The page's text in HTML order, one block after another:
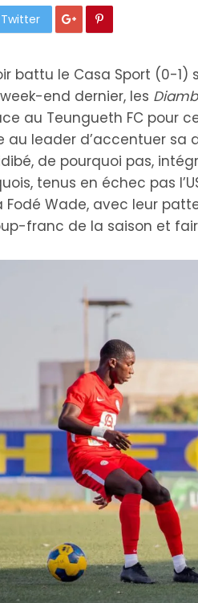
Twitter
battu le Casa Sport (0-1)
end dernier, les
au Teungueth FC pour
au leader d’accentuer sa
de pourquoi pas,
tenus en échec pas
Fodé Wade, avec leur
franc de la saison et